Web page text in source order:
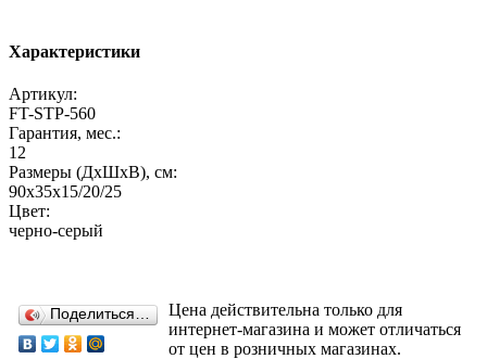
Характеристики
Артикул:
FT-STP-560
Гарантия, мес.:
12
Размеры (ДхШхВ), см:
90х35х15/20/25
Цвет:
черно-серый
Поделиться…
Цена действительна только для
интернет-магазина и может отличаться
от цен в розничных магазинах.